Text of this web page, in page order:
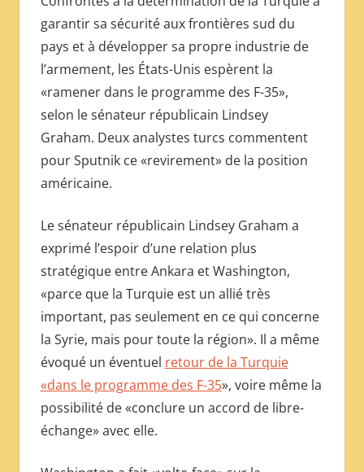
——
ОБЗОР
МЕЖДУНАРОДНОЙ
ПРЕССЫ
garantir sa sécurité aux frontières sud du
pays et à développer sa propre industrie de
l’armement, les États-Unis espèrent la
«ramener dans le programme des F-35»,
selon le sénateur républicain Lindsey
Graham. Deux analystes turcs commentent
pour Sputnik ce «revirement» de la position
américaine.
Le sénateur républicain Lindsey Graham a
exprimé l’espoir d’une relation plus
stratégique entre Ankara et Washington,
«parce que la Turquie est un allié très
important, pas seulement en ce qui concerne
la Syrie, mais pour toute la région». Il a même
évoqué un éventuel retour de la Turquie
«dans le programme des F-35», voire même la
possibilité de «conclure un accord de libre-
échange» avec elle.